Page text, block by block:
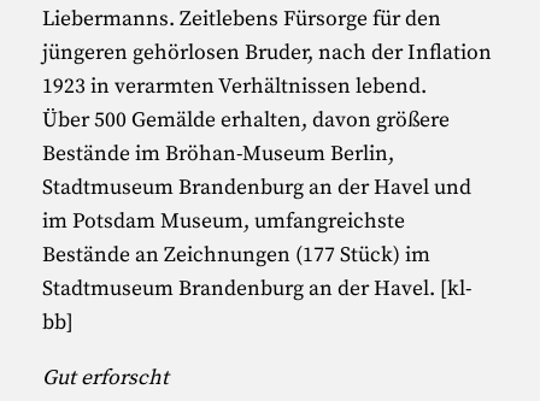
Liebermanns. Zeitlebens Fürsorge für den
jüngeren gehörlosen Bruder, nach der Inflation
1923 in verarmten Verhältnissen lebend.
Über 500 Gemälde erhalten, davon größere
Bestände im Bröhan-Museum Berlin,
Stadtmuseum Brandenburg an der Havel und
im Potsdam Museum, umfangreichste
Bestände an Zeichnungen (177 Stück) im
Stadtmuseum Brandenburg an der Havel. [kl-
bb]
Gut erforscht